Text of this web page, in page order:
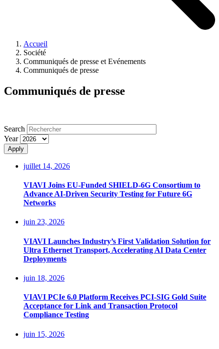
Accueil
Société
Communiqués de presse et Evénements
Communiqués de presse
Communiqués de presse
Search
Year
Apply
juillet 14, 2026
VIAVI Joins EU-Funded SHIELD-6G Consortium to
Advance AI-Driven Security Testing for Future 6G
Networks
juin 23, 2026
VIAVI Launches Industry’s First Validation Solution for
Ultra Ethernet Transport, Accelerating AI Data Center
Deployments
juin 18, 2026
VIAVI PCIe 6.0 Platform Receives PCI-SIG Gold Suite
Acceptance for Link and Transaction Protocol
Compliance Testing
juin 15, 2026